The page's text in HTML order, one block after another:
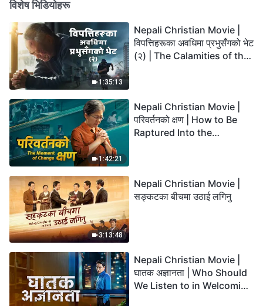
विशेष भिडियोहरू
1:35:13
Nepali Christian Movie |
विपत्तिहरूका अवधिमा प्रभुसँगको भेट
(२) | The Calamities of the
1:42:21
Nepali Christian Movie |
परिवर्तनको क्षण | How to Be
Raptured Into the
3:13:48
Nepali Christian Movie |
सङ्कटका बीचमा उठाई लगिनु
Nepali Christian Movie |
घातक अज्ञानता | Who Should
We Listen to in Welcoming